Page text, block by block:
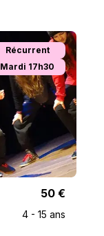
Récurrent
Mardi 17h30
50 €
4 - 15 ans